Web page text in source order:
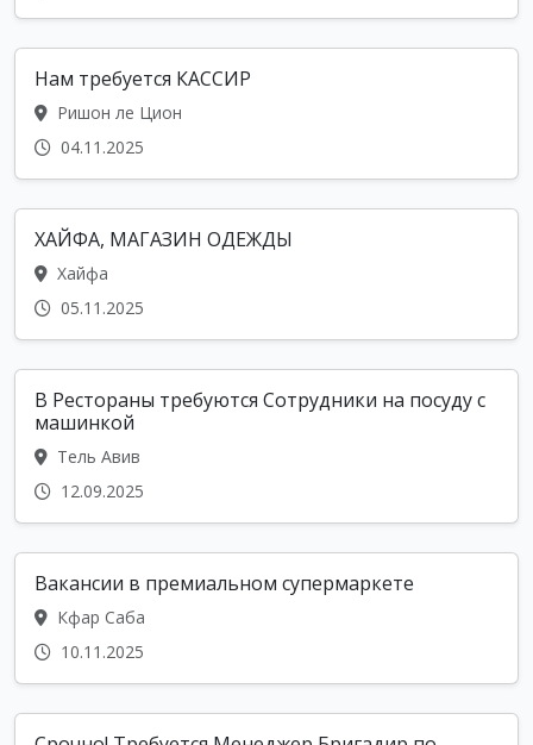
Нам требуется КАССИР
Ришон ле Цион
04.11.2025
ХАЙФА, МАГАЗИН ОДЕЖДЫ
Хайфа
05.11.2025
В Рестораны требуются Сотрудники на посуду с
машинкой
Тель Авив
12.09.2025
Вакансии в премиальном супермаркете
Кфар Саба
10.11.2025